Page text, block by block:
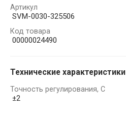
Артикул
SVM-0030-325506
Код товара
00000024490
Технические характеристики
Точность регулирования, С
±2